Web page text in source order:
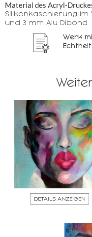
Material des Acryl-
Silikonkaschierung im
und 3 mm Alu Dibond
Werk
DETAILS ANZEIGEN